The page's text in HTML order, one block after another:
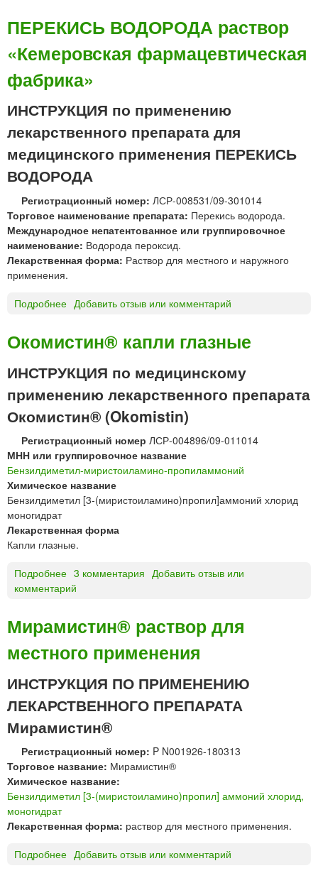
ПЕРЕКИСЬ ВОДОРОДА раствор
«Кемеровская фармацевтическая
фабрика»
ИНСТРУКЦИЯ по применению
лекарственного препарата для
медицинского применения ПЕРЕКИСЬ
ВОДОРОДА
Регистрационный номер: ЛСР-008531/09-301014
Торговое наименование препарата: Перекись водорода.
Международное непатентованное или группировочное
наименование: Водорода пероксид.
Лекарственная форма: Раствор для местного и наружного
применения.
Подробнее
Р
К
И
Ь
В
О
Д
О
Р
Д
А
с
о
р
«
К
е
м
р
о
в
с
к
я
Добавить отзыв или комментарий
Окомистин® капли глазные
ИНСТРУКЦИЯ по медицинскому
применению лекарственного препарата
Окомистин® (Okomistin)
Регистрационный номер ЛСР-004896/09-011014
МНН или группировочное название
Бензилдиметил-миристоиламино-пропиламмоний
Химическое название
Бензилдиметил [3-(миристоиламино)пропил]аммоний хлорид
моногидрат
Лекарственная форма
Капли глазные.
Подробнее
О
м
и
с
т
и
н
®
к
а
п
л
и
л
3 комментария Добавить отзыв или
комментарий
Мирамистин® раствор для
местного применения
ИНСТРУКЦИЯ ПО ПРИМЕНЕНИЮ
ЛЕКАРСТВЕННОГО ПРЕПАРАТА
Мирамистин®
Регистрационный номер: P N001926-180313
Торговое название: Мирамистин®
Химическое название:
Бензилдиметил [3-(миристоиламино)пропил] аммоний хлорид,
моногидрат
Лекарственная форма: раствор для местного применения.
Подробнее Добавить отзыв или комментарий